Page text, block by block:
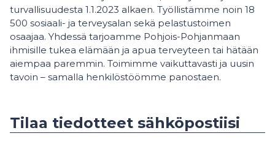
turvallisuudesta 1.1.2023 alkaen. Työllistämme noin 18
500 sosiaali- ja terveysalan sekä pelastustoimen
osaajaa. Yhdessä tarjoamme Pohjois-Pohjanmaan
ihmisille tukea elämään ja apua terveyteen tai hätään
aiempaa paremmin. Toimimme vaikuttavasti ja uusin
tavoin – samalla henkilöstöömme panostaen.
Tilaa tiedotteet sähköpostiisi